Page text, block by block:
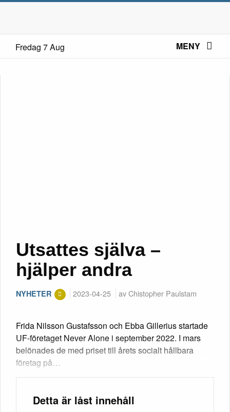
Fredag 7 Aug MENY
Utsattes själva –
hjälper andra
NYHETER 2023-04-25 av Chistopher Paulstam
Frida Nilsson Gustafsson och Ebba Gillerius startade
UF-företaget Never Alone i september 2022. I mars
belönades de med priset till årets socialt hållbara
företag på…
Detta är låst innehåll